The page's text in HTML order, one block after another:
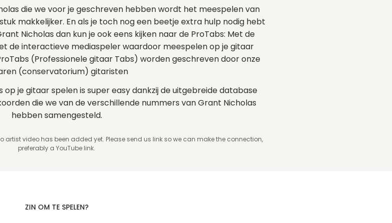
die we voor je geschreven hebben wordt het meespelen van
makkelijker. En als je toch nog een beetje extra hulp nodig hebt
Nicholas dan kun je ook eens kijken naar de ProTabs: Met de
de interactieve mediaspeler waardoor meespelen op je gitaar
(Professionele gitaar Tabs) worden geschreven door onze
(conservatorium) gitaristen
op je gitaar spelen is super easy dankzij de uitgebreide database
die we van de verschillende nummers van Grant Nicholas
hebben samengesteld.
artist video has been added yet. Please send us link so we can make the connection,
preferably a YouTube link.
ZIN OM TE SPELEN?